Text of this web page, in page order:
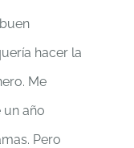
hacer la
Me
un año
Pero